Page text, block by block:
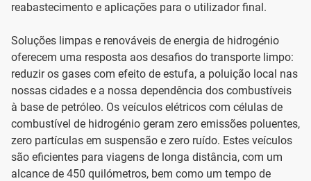
reabastecimento e aplicações para o utilizador final.
Soluções limpas e renováveis de energia de hidrogénio
oferecem uma resposta aos desafios do transporte limpo:
reduzir os gases com efeito de estufa, a poluição local nas
nossas cidades e a nossa dependência dos combustíveis
à base de petróleo. Os veículos elétricos com células de
combustível de hidrogénio geram zero emissões poluentes,
zero partículas em suspensão e zero ruído. Estes veículos
são eficientes para viagens de longa distância, com um
alcance de 450 quilómetros, bem como um tempo de